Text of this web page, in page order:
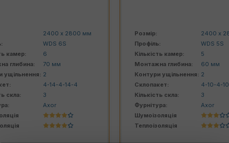
2400 х 2800 мм
WDS 5S
камер:
5
глибина:
60 мм
ущільнення: 2
4-10-4-10-4
скла:
3
Axor
Розмір:
2400 х
Профіль:
WDS 6S
Кількість камер:
6
Монтажна глибина:
70 мм
Контури ущільнення: 2
Склопакет:
4-14-4-
Кількість скла:
3
Фурнітура:
Axor
Шумоізоляція
Теплоізоляція